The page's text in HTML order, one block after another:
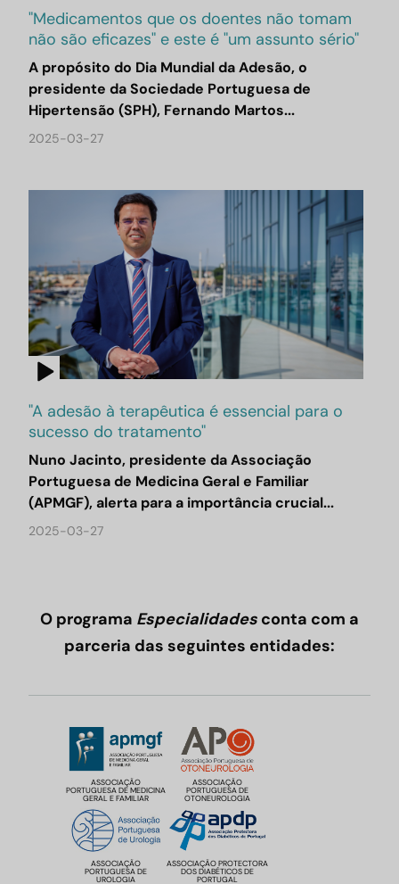
"Medicamentos que os doentes não tomam
não são eficazes" e este é "um assunto sério"
A propósito do Dia Mundial da Adesão, o
presidente da Sociedade Portuguesa de
Hipertensão (SPH), Fernando Martos...
2025-03-27
"A adesão à terapêutica é essencial para o
sucesso do tratamento"
Nuno Jacinto, presidente da Associação
Portuguesa de Medicina Geral e Familiar
(APMGF), alerta para a importância crucial...
2025-03-27
O programa Especialidades conta com a
parceria das seguintes entidades:
ASSOCIAÇÃO
PORTUGUESA DE MEDICINA
GERAL E FAMILIAR
ASSOCIAÇÃO
PORTUGUESA DE
OTONEUROLOGIA
ASSOCIAÇÃO
PORTUGUESA DE
UROLOGIA
ASSOCIAÇÃO PROTECTORA
DOS DIABÉTICOS DE
PORTUGAL